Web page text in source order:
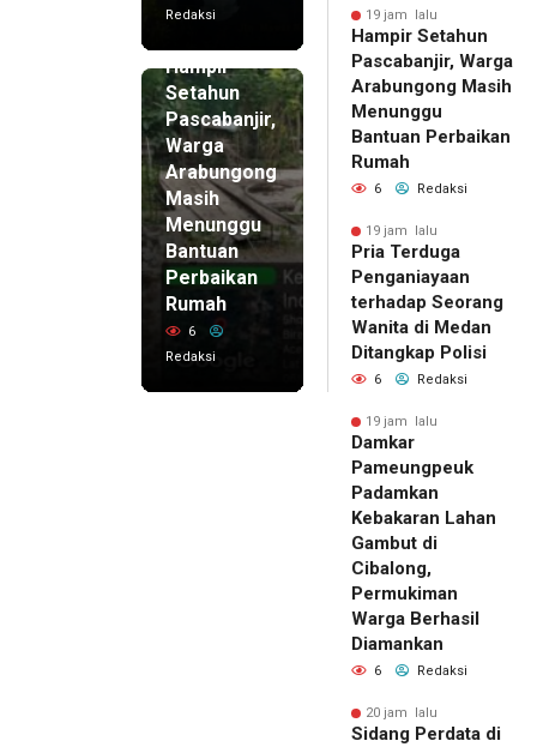
Redaksi
Hampir
Setahun
Pascabanjir,
Warga
Arabungong
Masih
Menunggu
Bantuan
Perbaikan
Rumah
6
Redaksi
19 jam lalu
Hampir Setahun
Pascabanjir, Warga
Arabungong Masih
Menunggu
Bantuan Perbaikan
Rumah
6 Redaksi
19 jam lalu
Pria Terduga
Penganiayaan
terhadap Seorang
Wanita di Medan
Ditangkap Polisi
6 Redaksi
19 jam lalu
Damkar
Pameungpeuk
Padamkan
Kebakaran Lahan
Gambut di
Cibalong,
Permukiman
Warga Berhasil
Diamankan
6 Redaksi
20 jam lalu
Sidang Perdata di